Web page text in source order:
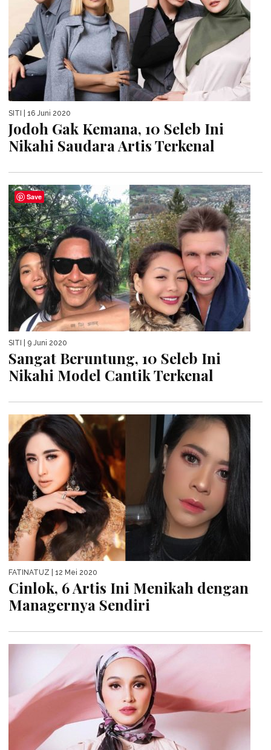
SITI | 16 Juni 2020
Jodoh Gak Kemana, 10 Seleb Ini
Nikahi Saudara Artis Terkenal
SITI | 9 Juni 2020
Sangat Beruntung, 10 Seleb Ini
Nikahi Model Cantik Terkenal
FATINATUZ | 12 Mei 2020
Cinlok, 6 Artis Ini Menikah dengan
Managernya Sendiri
Save